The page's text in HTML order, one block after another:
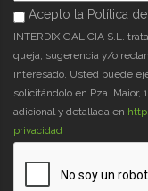
Acepto la Política de
Acepto la Política
INTERDIX GALICIA S.L.
queja, sugerencia y/o
interesado. Usted puede
solicitándolo en Pza. Maior,
adicional y detallada en
privacidad